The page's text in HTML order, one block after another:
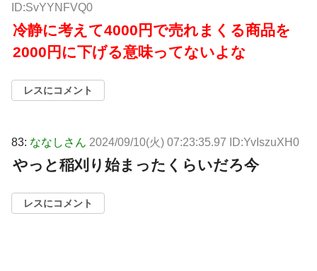
ID:SvYYNFVQ0
冷静に考えて4000円で売れまくる商品を
2000円に下げる意味ってないよな
レスにコメント
83: ななしさん 2024/09/10(火) 07:23:35.97 ID:YvIszuXH0
やっと稲刈り始まったくらいだろ今
レスにコメント